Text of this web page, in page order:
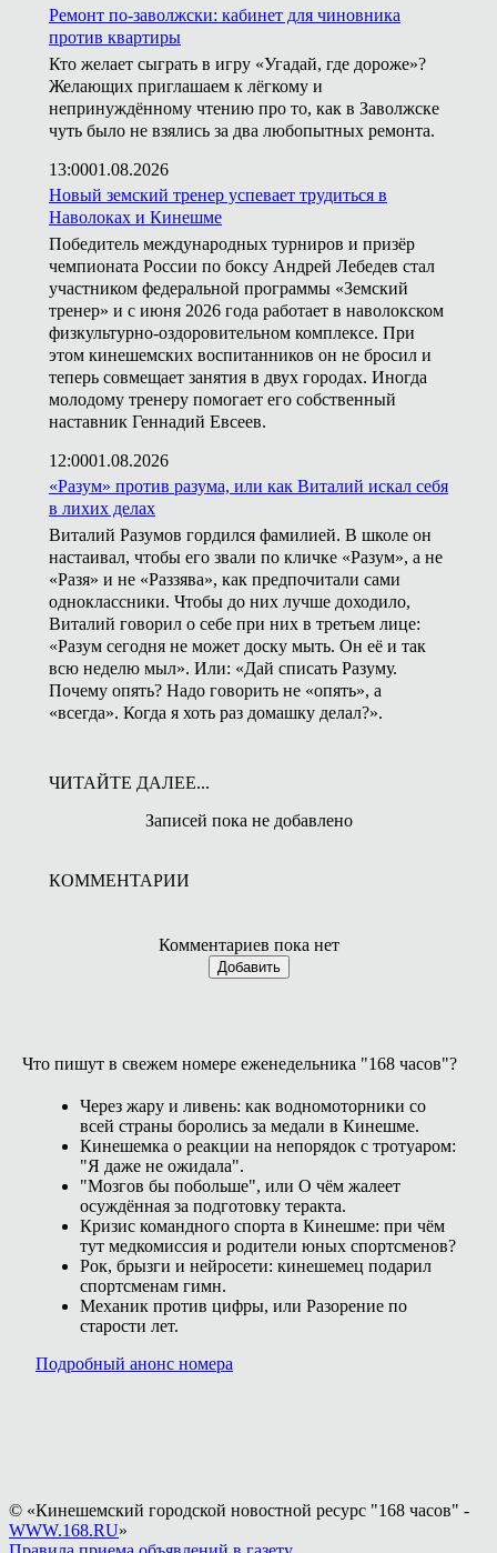
Ремонт по-заволжски: кабинет для чиновника
против квартиры
Кто желает сыграть в игру «Угадай, где дороже»?
Желающих приглашаем к лёгкому и
непринуждённому чтению про то, как в Заволжске
чуть было не взялись за два любопытных ремонта.
13:0001.08.2026
Новый земский тренер успевает трудиться в
Наволоках и Кинешме
Победитель международных турниров и призёр
чемпионата России по боксу Андрей Лебедев стал
участником федеральной программы «Земский
тренер» и с июня 2026 года работает в наволокском
физкультурно-оздоровительном комплексе. При
этом кинешемских воспитанников он не бросил и
теперь совмещает занятия в двух городах. Иногда
молодому тренеру помогает его собственный
наставник Геннадий Евсеев.
12:0001.08.2026
«Разум» против разума, или как Виталий искал себя
в лихих делах
Виталий Разумов гордился фамилией. В школе он
настаивал, чтобы его звали по кличке «Разум», а не
«Разя» и не «Раззява», как предпочитали сами
одноклассники. Чтобы до них лучше доходило,
Виталий говорил о себе при них в третьем лице:
«Разум сегодня не может доску мыть. Он её и так
всю неделю мыл». Или: «Дай списать Разуму.
Почему опять? Надо говорить не «опять», а
«всегда». Когда я хоть раз домашку делал?».
ЧИТАЙТЕ ДАЛЕЕ...
Записей пока не добавлено
КОММЕНТАРИИ
Комментариев пока нет
Добавить
Что пишут в свежем номере еженедельника "168 часов"?
Через жару и ливень: как водномоторники со
всей страны боролись за медали в Кинешме.
Кинешемка о реакции на непорядок с тротуаром:
"Я даже не ожидала".
"Мозгов бы побольше", или О чём жалеет
осуждённая за подготовку теракта.
Кризис командного спорта в Кинешме: при чём
тут медкомиссия и родители юных спортсменов?
Рок, брызги и нейросети: кинешемец подарил
спортсменам гимн.
Механик против цифры, или Разорение по
старости лет.
Подробный анонс номера
© «Кинешемский городской новостной ресурс "168 часов" -
WWW.168.RU»